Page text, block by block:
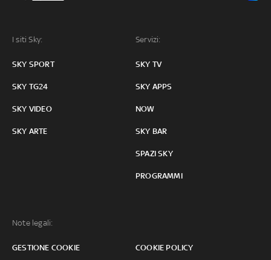
I siti Sky:
SKY SPORT
SKY TG24
SKY VIDEO
SKY ARTE
Servizi:
SKY TV
SKY APPS
NOW
SKY BAR
SPAZI SKY
PROGRAMMI
Note legali:
GESTIONE COOKIE COOKIE POLICY